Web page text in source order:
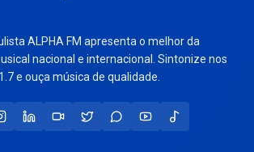
ALPHA FM apresenta o melhor da
nacional e internacional. Sintonize nos
e ouça música de qualidade.